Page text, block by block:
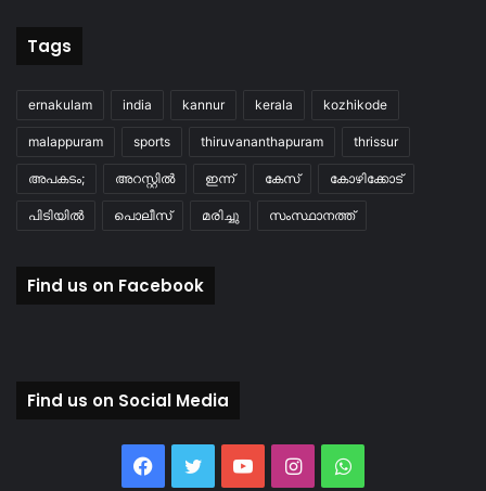
Tags
ernakulam india kannur kerala kozhikode
malappuram sports thiruvananthapuram thrissur
അപകടം; അറസ്റ്റിൽ ഇന്ന് കേസ് കോഴിക്കോട്
പിടിയിൽ പൊലീസ് മരിച്ചു സംസ്ഥാനത്ത്
Find us on Facebook
Find us on Social Media
Facebook
TwitterYouTubeInstagramWhatsApp